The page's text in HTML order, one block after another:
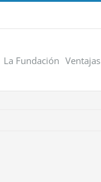
La Fundación Ventajas